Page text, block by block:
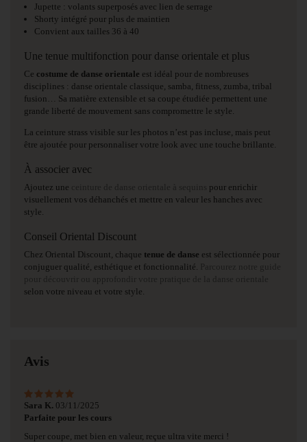
Jupette : volants superposés avec lien de serrage
Shorty intégré pour plus de maintien
Convient aux tailles 36 à 40
Une tenue multifonction pour danse orientale et plus
Ce costume de danse orientale est idéal pour de nombreuses
disciplines : danse orientale classique, samba, fitness, zumba, tribal
fusion… Sa matière extensible et sa coupe étudiée permettent une
grande liberté de mouvement sans compromettre le style.
La ceinture strass visible sur les photos n’est pas incluse, mais peut
être ajoutée pour personnaliser votre look avec une touche brillante.
À associer avec
Ajoutez une ceinture de danse orientale à sequins
pour enrichir
visuellement vos déhanchés et mettre en valeur les hanches avec
style.
Conseil Oriental Discount
Chez Oriental Discount, chaque tenue de danse est sélectionnée pour
conjuguer qualité, esthétique et fonctionnalité.
Parcourez notre guide
pour découvrir ou approfondir votre pratique de la danse orientale
selon votre niveau et votre style.
Avis
Sara K. 03/11/2025
Parfaite pour les cours
Super coupe, met bien en valeur, reçue ultra vite merci !